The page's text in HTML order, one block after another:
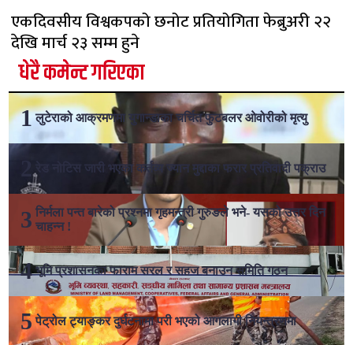
एकदिवसीय विश्वकपको छनोट प्रतियोगिता फेब्रुअरी २२
देखि मार्च २३ सम्म हुने
धेरै कमेन्ट गरिएका
लुटेराको आक्रमणमा युगान्डाका चर्चित फुटबलर ओवोरीको मृत्यु
रेड नोटिस जारी भएका कर्तव्य ज्यान मुद्दाका फरार प्रतिवादी पक्राउ
निर्मला पन्त बारेको प्रश्नमा गृहमन्त्री गुरुङले भने- यसको उत्तर दिन
चाहन्न !
भूमि प्रशासनका फाराम सरल र सहज बनाउन समिति गठन
पेट्रोल ट्याङ्कर दुर्घटनामा परी भएको आगलागी नियन्त्रणमा